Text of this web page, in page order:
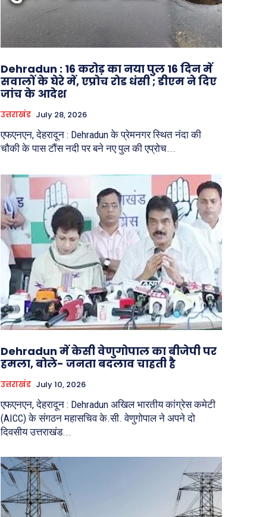
Dehradun : 16 करोड़ का नया पुल 16 दिन में
सवालों के घेरे में, एप्रोच रोड धंसी ; डीएम ने दिए
जांच के आदेश
उत्तराखंड July 28, 2026
एफएनएन, देहरादून : Dehradun के प्रेमनगर स्थित नंदा की
चौकी के पास टौंस नदी पर बने नए पुल की एप्रोच...
Dehradun में केसी वेणुगोपाल का बीजेपी पर
हमला, बोले- जनता बदलाव चाहती है
उत्तराखंड July 10, 2026
एफएनएन, देहरादून : Dehradun अखिल भारतीय कांग्रेस कमेटी
(AICC) के संगठन महासचिव के.सी. वेणुगोपाल ने अपने दो
दिवसीय उत्तराखंड...